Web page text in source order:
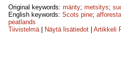
Original keywords: mänty; metsitys;
English keywords: Scots pine;
peatlands
Tiivistelmä| Näytä lisätiedot Artikkeli